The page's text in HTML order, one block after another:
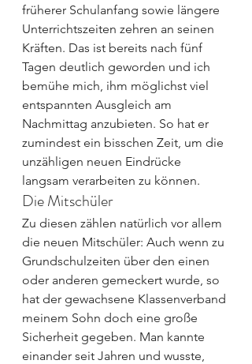
früherer Schulanfang sowie längere
Unterrichtszeiten zehren an seinen
Kräften. Das ist bereits nach fünf
Tagen deutlich geworden und ich
bemühe mich, ihm möglichst viel
entspannten Ausgleich am
Nachmittag anzubieten. So hat er
zumindest ein bisschen Zeit, um die
unzähligen neuen Eindrücke
langsam verarbeiten zu können.
Die Mitschüler
Zu diesen zählen natürlich vor allem
die neuen Mitschüler: Auch wenn zu
Grundschulzeiten über den einen
oder anderen gemeckert wurde, so
hat der gewachsene Klassenverband
meinem Sohn doch eine große
Sicherheit gegeben. Man kannte
einander seit Jahren und wusste,